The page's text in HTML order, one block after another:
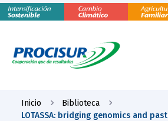
Inicio
Biblioteca
LOTASSA: bridging genomics and